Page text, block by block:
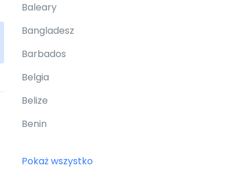
Baleary
Bangladesz
Barbados
Belgia
Belize
Benin
Pokaż wszystko